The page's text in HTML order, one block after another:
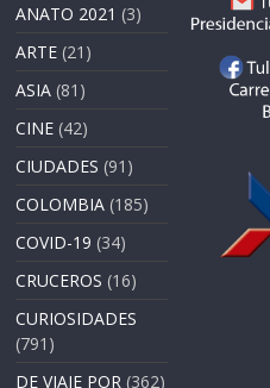
ANATO 2021 (3)
ARTE (21)
ASIA (81)
CINE (42)
CIUDADES (91)
COLOMBIA (185)
COVID-19 (34)
CRUCEROS (16)
CURIOSIDADES
(791)
DE VIAJE POR (362)